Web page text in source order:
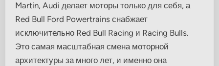
Martin, Audi делает моторы только для себя, а
Red Bull Ford Powertrains снабжает
исключительно Red Bull Racing и Racing Bulls.
Это самая масштабная смена моторной
архитектуры за много лет, и именно она